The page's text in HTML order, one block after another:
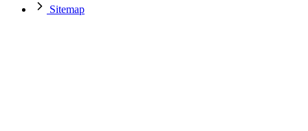
Sitemap